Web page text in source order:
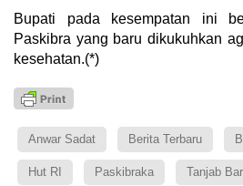
Bupati pada kesempatan ini
Paskibra yang baru dikukuhkan
kesehatan.(*)
Anwar Sadat Berita Terbaru
Hut RI Paskibraka Tanjab